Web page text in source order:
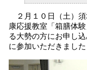
２月１０日（土）須
康応援教室「箱膳体
る大勢の方にお申し
に参加いただきました